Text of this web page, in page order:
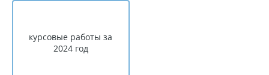
курсовые работы за
2024 год